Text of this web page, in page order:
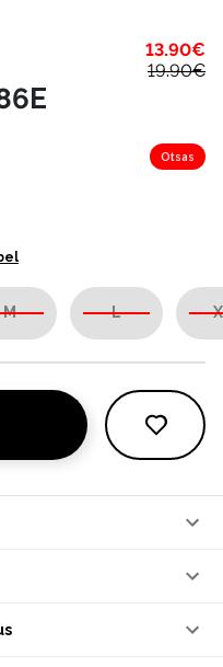
13.90€
19.90€
Otsas
M L